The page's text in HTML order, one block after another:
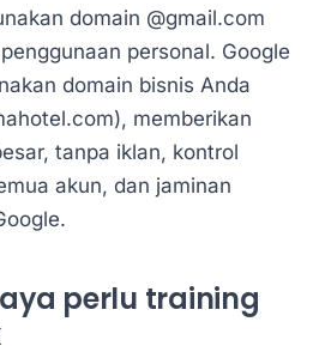
domain @gmail.com
personal. Google
domain bisnis Anda
memberikan
tanpa iklan, kontrol
akun, dan jaminan
perlu training